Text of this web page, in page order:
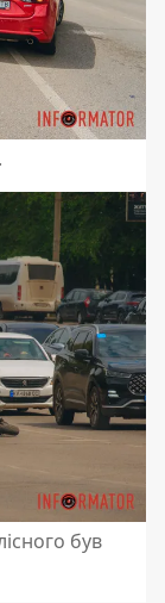
був